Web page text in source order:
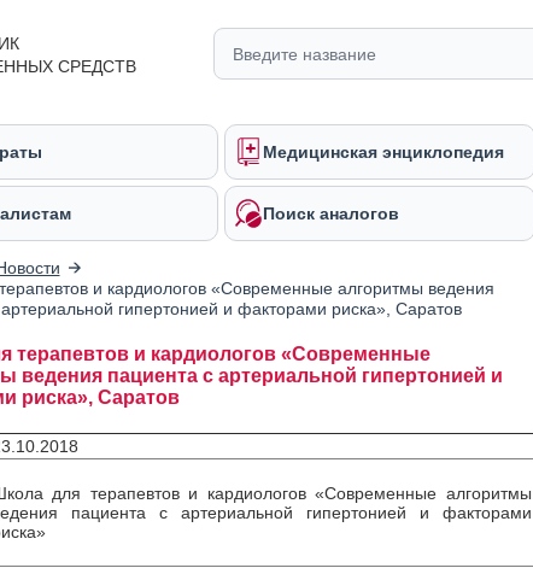
СРЕДСТВ
Медицинская энциклопедия
Поиск аналогов
и кардиологов «Современные алгоритмы ведения
гипертонией и факторами риска», Саратов
терапевтов и кардиологов «Современные
ведения пациента с артериальной гипертонией и
риска», Саратов
для терапевтов и кардиологов «Современные алгоритмы
пациента с артериальной гипертонией и факторами